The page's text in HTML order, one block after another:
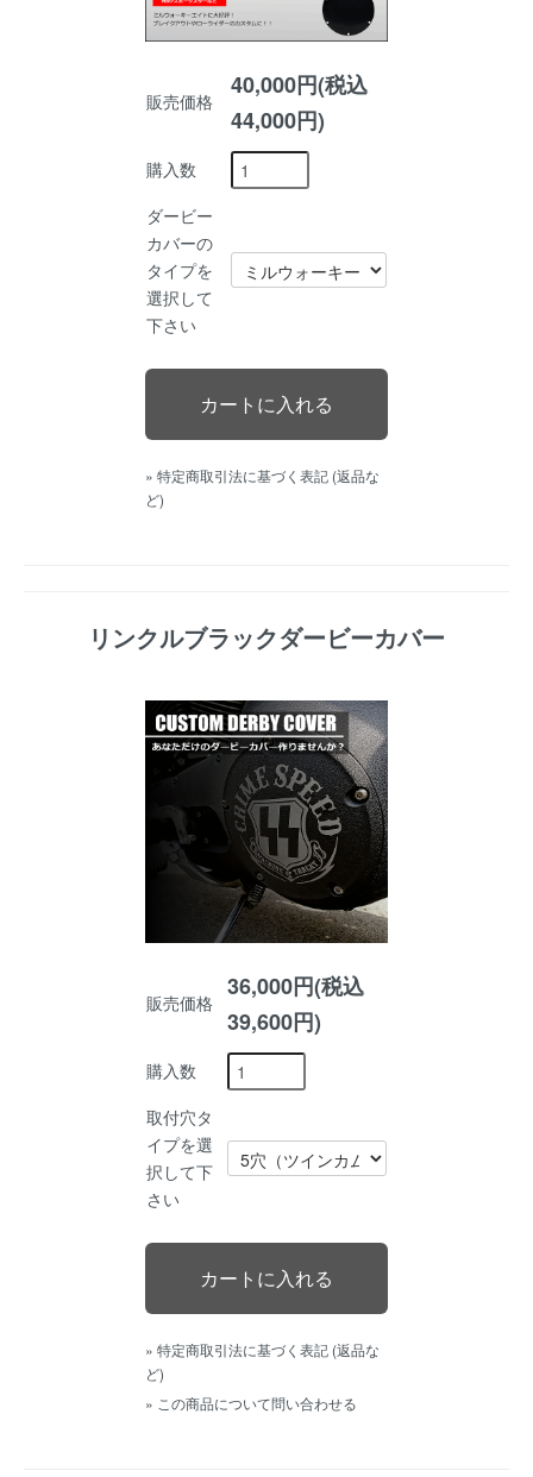
販売価格
40,000円(税込
44,000円)
購入数
ダービー
カバーの
タイプを
選択して
下さい
» 特定商取引法に基づく表記 (返品な
ど)
リンクルブラックダービーカバー
販売価格
36,000円(税込
39,600円)
購入数
取付穴タ
イプを選
択して下
さい
» 特定商取引法に基づく表記 (返品な
ど)
» この商品について問い合わせる